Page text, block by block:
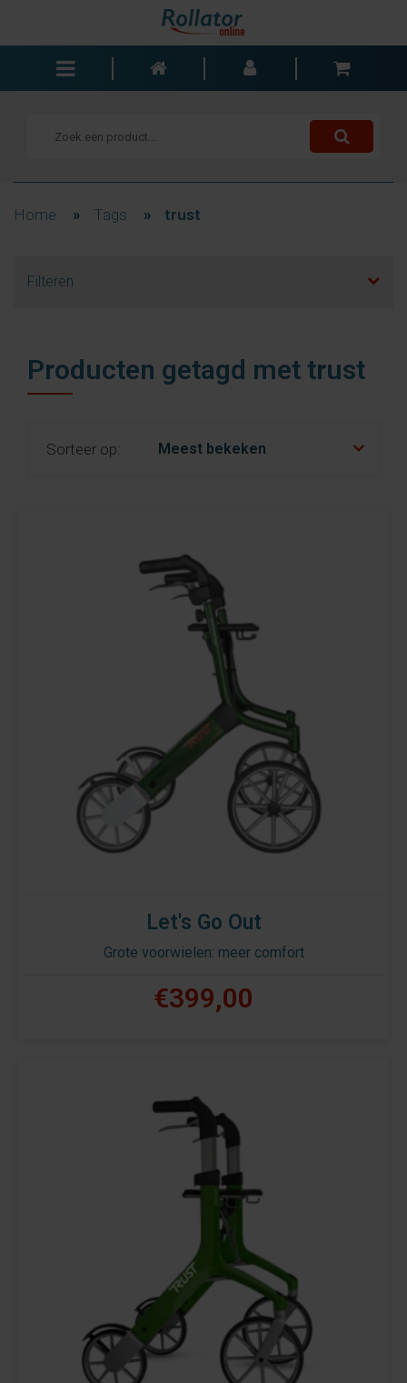
Rolstoelen
Blogs
Contact
Home » Tags » trust
Filteren
Producten getagd met trust
Sorteer op:
Let's Go Out
Grote voorwielen: meer comfort
€399,00